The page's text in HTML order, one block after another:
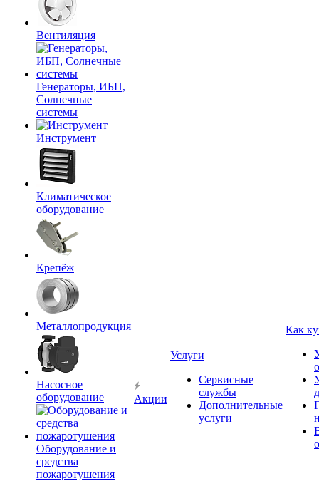
Вентиляция
Генераторы, ИБП,
Солнечные
системы
Инструмент
Климатическое
оборудование
Крепёж
Металлопродукция
Насосное
оборудование
Оборудование и
средства
пожаротушения
Акции
Услуги
Сервисные
службы
Дополнительные
услуги
Как